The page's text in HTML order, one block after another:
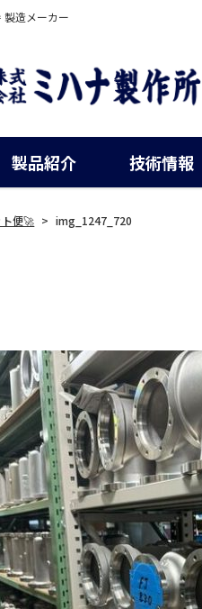
製造メーカー
製品紹介 技術情報
便🚀 > img_1247_720